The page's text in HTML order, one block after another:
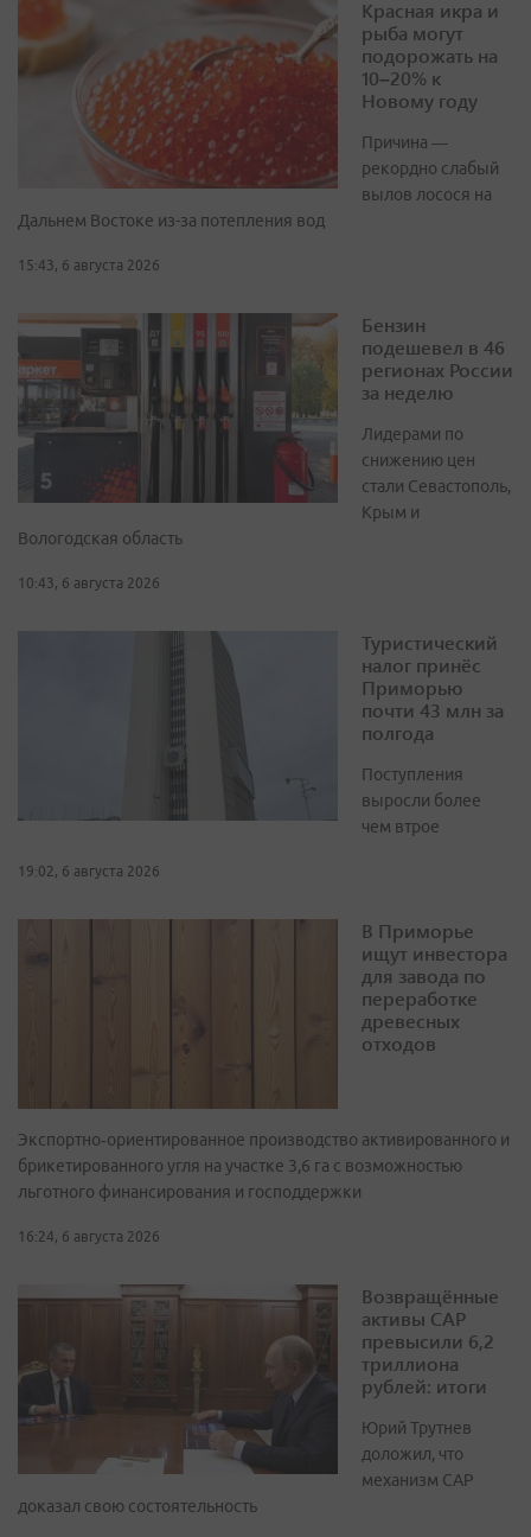
Красная икра и
рыба могут
подорожать на
10–20% к
Новому году
Причина —
рекордно слабый
вылов лосося на
Дальнем Востоке из-за потепления вод
15:43, 6 августа 2026
Бензин
подешевел в 46
регионах России
за неделю
Лидерами по
снижению цен
стали Севастополь,
Крым и
Вологодская область
10:43, 6 августа 2026
Туристический
налог принёс
Приморью
почти 43 млн за
полгода
Поступления
выросли более
чем втрое
19:02, 6 августа 2026
В Приморье
ищут инвестора
для завода по
переработке
древесных
отходов
Экспортно‑ориентированное производство активированного и
брикетированного угля на участке 3,6 га с возможностью
льготного финансирования и господдержки
16:24, 6 августа 2026
Возвращённые
активы САР
превысили 6,2
триллиона
рублей: итоги
Юрий Трутнев
доложил, что
механизм САР
доказал свою состоятельность